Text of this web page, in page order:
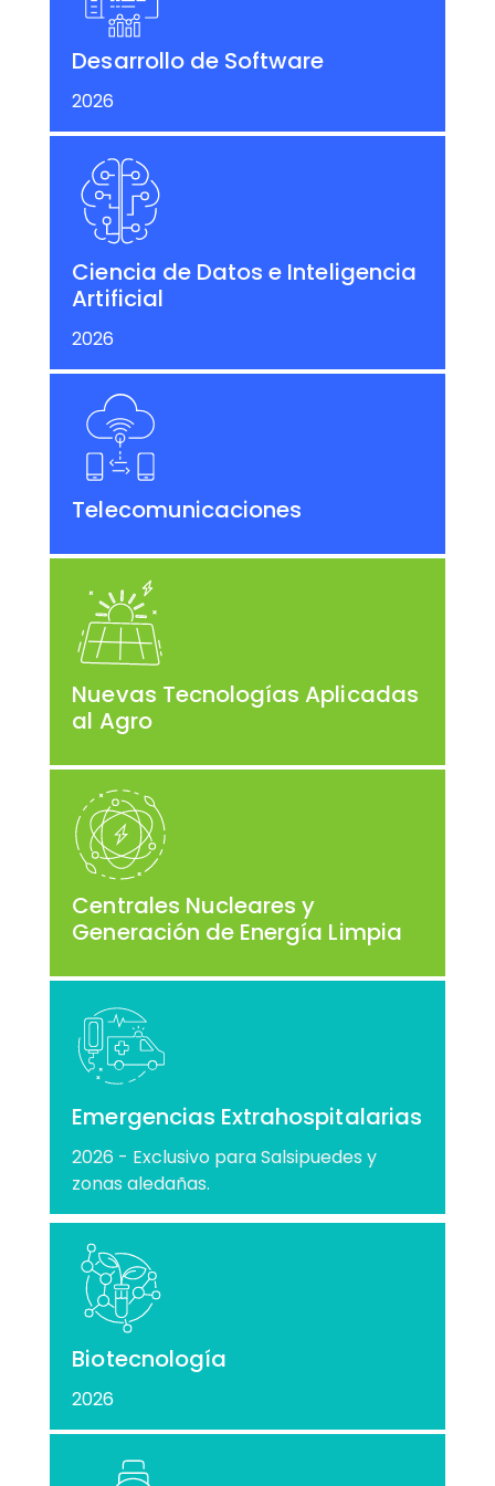
Desarrollo de Software
2026
Ciencia de Datos e Inteligencia
Artificial
2026
Telecomunicaciones
Nuevas Tecnologías Aplicadas
al Agro
Centrales Nucleares y
Generación de Energía Limpia
Emergencias Extrahospitalarias
2026 - Exclusivo para Salsipuedes y
zonas aledañas.
Biotecnología
2026